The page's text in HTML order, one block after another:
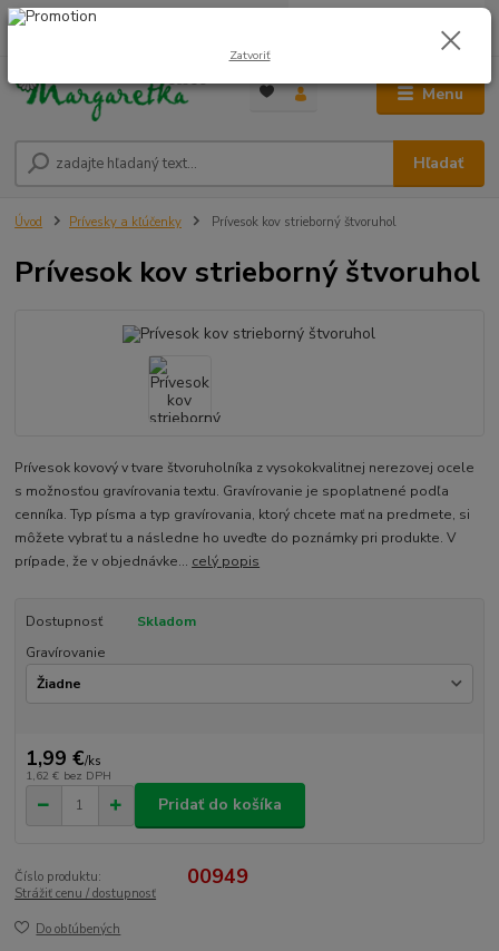
Menu
Hľadať
0948 236 042
0,00 €
Úvod Prívesky a kľúčenky Prívesok kov strieborný štvoruhol
Prívesok kov strieborný štvoruhol
Prívesok kovový v tvare štvoruholníka z vysokokvalitnej nerezovej ocele
s možnosťou gravírovania textu. Gravírovanie je spoplatnené podľa
cenníka. Typ písma a typ gravírovania, ktorý chcete mať na predmete, si
môžete vybrať tu a následne ho uveďte do poznámky pri produkte. V
prípade, že v objednávke... celý popis
Dostupnosť
Skladom
Gravírovanie
1,99 €/ks
1,62 € bez DPH
Pridať do košíka
Číslo produktu: 00949
Strážiť cenu / dostupnosť
Do obľúbených
Zatvoriť